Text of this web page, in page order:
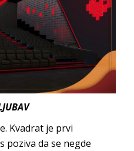
Kvadrat je prvi
poziva da se negde